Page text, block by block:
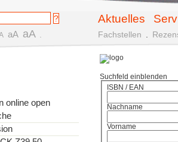
Aktuelles
aA aA Fachstellen
Suchfeld einblenden
ISBN / EAN
Nachname
Vorname
online open